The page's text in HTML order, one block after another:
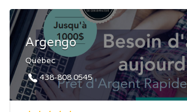
Argengo
Québec
438-808 0545